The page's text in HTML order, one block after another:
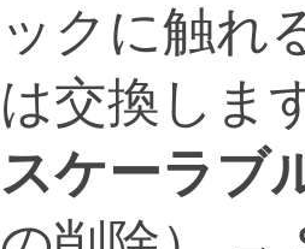
ックに触れ
は交換しま
スケーラブ